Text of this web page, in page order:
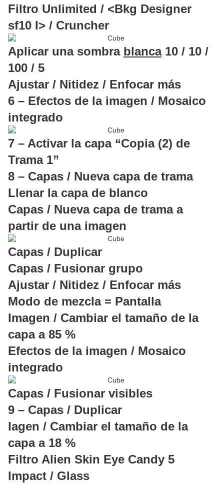
Filtro Unlimited / <Bkg Designer
sf10 I> / Cruncher
Aplicar una sombra blanca10 / 10 /
100 / 5
Ajustar / Nitidez / Enfocar más
6 – Efectos de la imagen / Mosaico
integrado
7 – Activar la capa “Copia (2) de
Trama 1”
8 – Capas / Nueva capa de trama
Llenar la capa de blanco
Capas / Nueva capa de trama a
partir de una imagen
Capas / Duplicar
Capas / Fusionar grupo
Ajustar / Nitidez / Enfocar más
Modo de mezcla = Pantalla
Imagen / Cambiar el tamaño de la
capa a 85 %
Efectos de la imagen / Mosaico
integrado
Capas / Fusionar visibles
9 – Capas / Duplicar
Iagen / Cambiar el tamaño de la
capa a 18 %
Filtro Alien Skin Eye Candy 5
Impact / Glass